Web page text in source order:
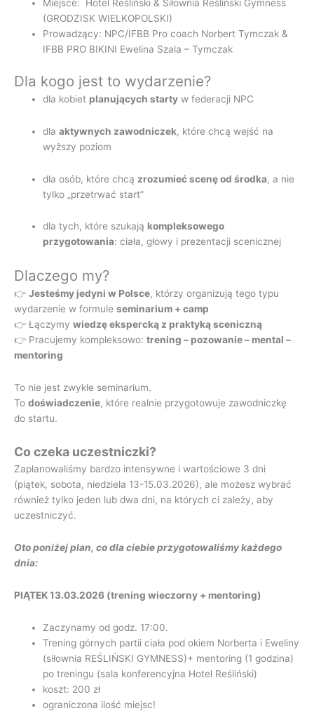
Miejsce: Hotel Reśliński & Siłownia Reśliński Gymness
(GRODZISK WIELKOPOLSKI)
Prowadzący: NPC/IFBB Pro coach Norbert Tymczak &
IFBB PRO BIKINI Ewelina Szala – Tymczak
Dla kogo jest to wydarzenie?
dla kobiet planujących starty w federacji NPC
dlaaktywnych zawodniczek, które chcą wejść na
wyższy poziom
dla osób, które chcą zrozumieć scenę od środka, a nie
tylko „przetrwać start”
dla tych, które szukają kompleksowego
przygotowania: ciała, głowy i prezentacji scenicznej
Dlaczego my?
👉 Jesteśmy jedyni w Polsce, którzy organizują tego typu
wydarzenie w formule seminarium + camp
👉 Łączymy wiedzę ekspercką z praktyką sceniczną
👉 Pracujemy kompleksowo: trening – pozowanie – mental –
mentoring
To nie jest zwykłe seminarium.
To doświadczenie, które realnie przygotowuje zawodniczkę
do startu.
Co czeka uczestniczki?
Zaplanowaliśmy bardzo intensywne i wartościowe 3 dni
(piątek, sobota, niedziela 13-15.03.2026), ale możesz wybrać
również tylko jeden lub dwa dni, na których ci zależy, aby
uczestniczyć.
Oto poniżej plan, co dla ciebie przygotowaliśmy każdego
dnia:
PIĄTEK 13.03.2026 (trening wieczorny + mentoring)
Zaczynamy od godz. 17:00.
Trening górnych partii ciała pod okiem Norberta i Eweliny
(siłownia REŚLIŃSKI GYMNESS)+ mentoring (1 godzina)
po treningu (sala konferencyjna Hotel Reśliński)
koszt: 200 zł
ograniczona ilość miejsc!